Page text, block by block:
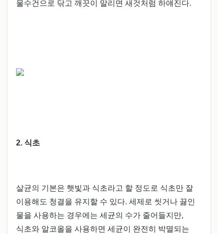
물수건으로 닦고 깨끗이 말리면 새것처럼 하얘진다.
2. 식초
살균의 기본은 햇빛과 식초라고 할 정도로 식초만 잘
이용해도 청결을 유지할 수 있다. 세제로 씻거나 끓인
물을 사용하는 경우에는 세균의 수가 줄어들지만,
식초와 알코올을 사용하면 세균이 완전히 박멸되는